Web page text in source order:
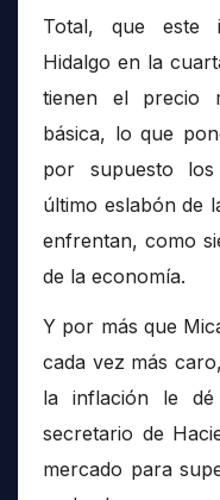
Total, que este
Hidalgo en la
tienen el precio
básica, lo que
por supuesto
último eslabón de
enfrentan, como
de la economía.
Y por más que
cada vez más
la inflación le
secretario de
mercado para